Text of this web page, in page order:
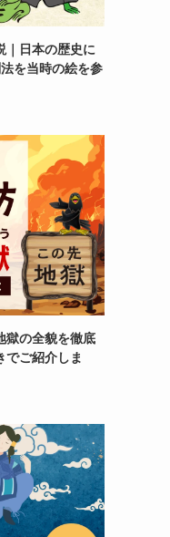
｜日本の歴史に
を当時の絵を参
獄の全貌を徹底
ご紹介しま